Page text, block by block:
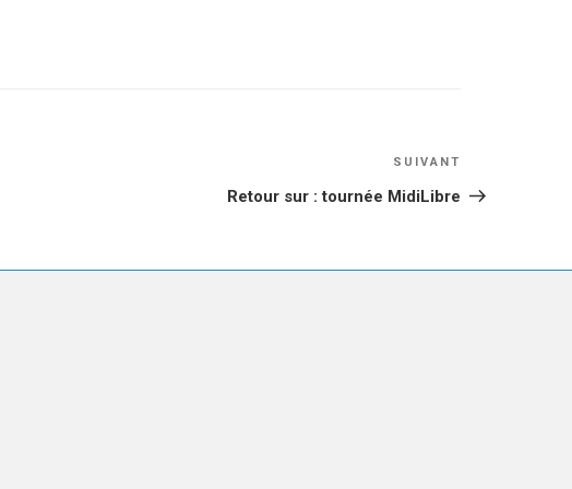
SUIVANT
Retour sur : tournée MidiLibre